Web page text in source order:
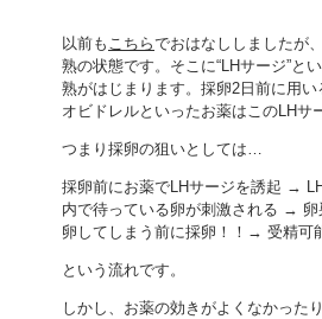
以前も こちらでおはなししましたが
熟の状態です。そこに“LHサージ”と
熟がはじまります。採卵2日前に用い
オビドレルといったお薬はこのLHサ
つまり採卵の狙いとしては…
採卵前にお薬でLHサージを誘起 →
内で待っている卵が刺激される →
卵してしまう前に採卵！！→ 受精可
という流れです。
しかし、お薬の効きがよくなかった